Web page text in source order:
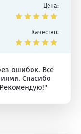
Цена:
Качество:
ошибок. Всё
Спасибо